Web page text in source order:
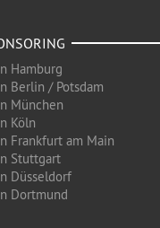
Hamburg
Berlin / Potsdam
München
Köln
Frankfurt am Main
Stuttgart
Düsseldorf
Dortmund